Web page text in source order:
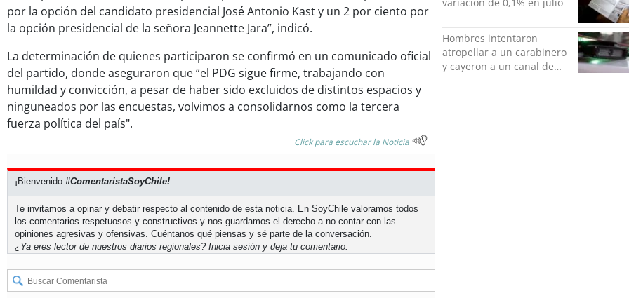
por la opción del candidato presidencial José Antonio Kast y un 2 por ciento por
la opción presidencial de la señora Jeannette Jara”, indicó.
La determinación de quienes participaron se confirmó en un comunicado oficial
del partido, donde aseguraron que “el PDG sigue firme, trabajando con
humildad y convicción, a pesar de haber sido excluidos de distintos espacios y
ninguneados por las encuestas, volvimos a consolidarnos como la tercera
fuerza política del país".
Click para escuchar la Noticia
¡Bienvenido #ComentaristaSoyChile!
Te invitamos a opinar y debatir respecto al contenido de esta noticia. En SoyChile valoramos todos
los comentarios respetuosos y constructivos y nos guardamos el derecho a no contar con las
opiniones agresivas y ofensivas. Cuéntanos qué piensas y sé parte de la conversación.
¿Ya eres lector de nuestros diarios regionales? Inicia sesión y deja tu comentario.
Hombres intentaron
atropellar a un carabinero
y cayeron a un canal de